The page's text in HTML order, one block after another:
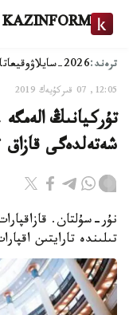
KAZINFORM
ترەند:2026-سايلاۋ وقيعا
12:05, 07 قىركۇيەك 2019
تۇركيانىڭ
شەتەلدەگى
نۇر-سۇلتان.
تىلىندە تارايتىن